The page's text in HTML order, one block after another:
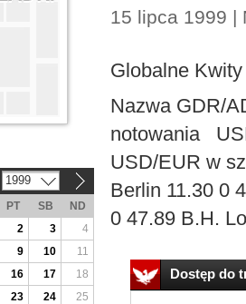
15 lipca 1999 |
Globalne
Nazwa GDR/
notowania
USD/EUR w
Berlin 11.30 0
0 47.89 B.H.
Dostęp do
1999
PT SB
ND
2 3
4
9 10
11
16 17
18
23 24
25